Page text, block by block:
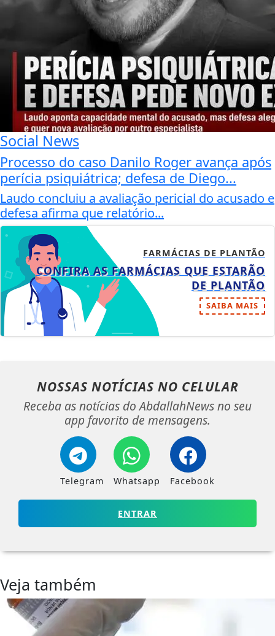
Social News
Processo do caso Danilo Roger avança após
perícia psiquiátrica; defesa de Diego...
Laudo concluiu a avaliação pericial do acusado e
defesa afirma que relatório...
FARMÁCIAS DE PLANTÃO
CONFIRA AS FARMÁCIAS QUE ESTARÃO
DE PLANTÃO
SAIBA MAIS
NOSSAS NOTÍCIAS NO CELULAR
Receba as notícias do AbdallahNews no seu
app favorito de mensagens.
Telegram Whatsapp Facebook
ENTRAR
Veja também